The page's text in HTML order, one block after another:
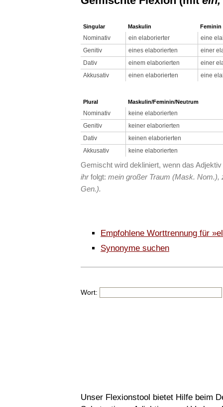
Singular Maskulin Feminin
Nominativ ein elaborierter
eine
Genitiv
eines elaborierten
einer
Dativ
einem elaborierten
einer
Akkusativ
einen elaborierten eine
Plural Maskulin/Feminin/Neutrum
Nominativ
keine elaborierten
Genitiv
keiner elaborierten
Dativ
keinen elaborierten
Akkusativ
keine elaborierten
Gemischt wird dekliniert, wenn das
ihrfolgt: mein großer Traum (Mask. Nom.),
Gen.).
Empfohlene Worttrennung für
Synonyme suchen
Wort:
Unser Flexionstool bietet Hilfe beim